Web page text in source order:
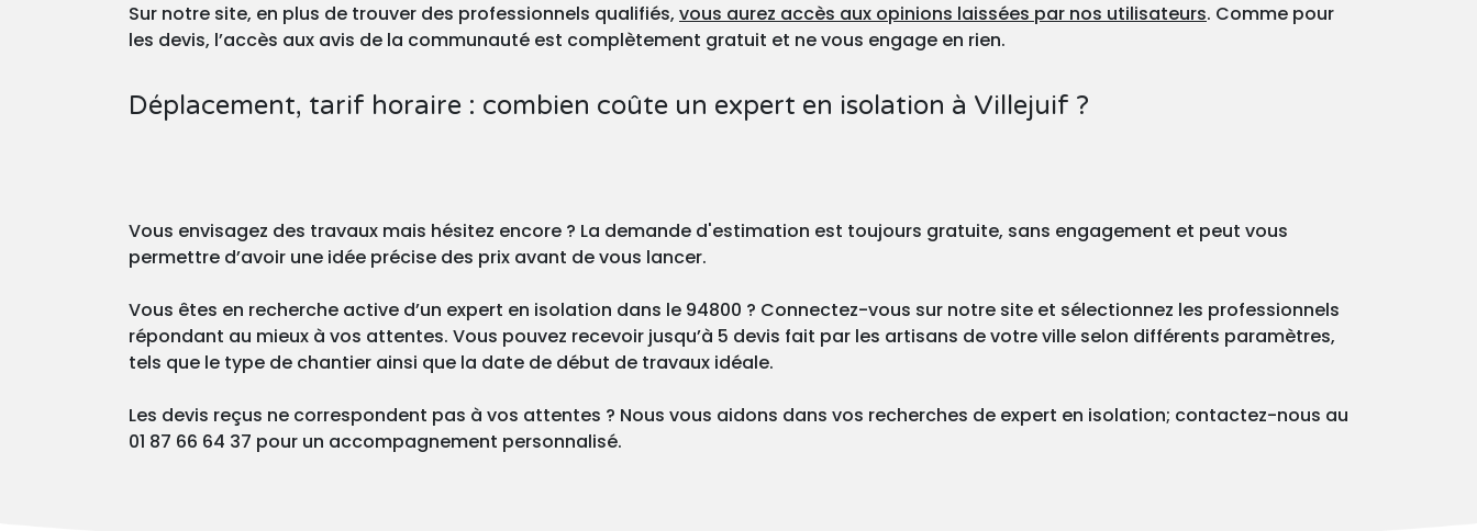
Sur notre site, en plus de trouver des professionnels qualifiés, vous aurez accès aux opinions laissées par nos utilisateurs. Comme pour
les devis, l’accès aux avis de la communauté est complètement gratuit et ne vous engage en rien.
Déplacement, tarif horaire : combien coûte un expert en isolation à Villejuif ?
Vous envisagez des travaux mais hésitez encore ? La demande d'estimation est toujours gratuite, sans engagement et peut vous
permettre d’avoir une idée précise des prix avant de vous lancer.
Vous êtes en recherche active d’un expert en isolation dans le 94800 ? Connectez-vous sur notre site et sélectionnez les professionnels
répondant au mieux à vos attentes. Vous pouvez recevoir jusqu’à 5 devis fait par les artisans de votre ville selon différents paramètres,
tels que le type de chantier ainsi que la date de début de travaux idéale.
Les devis reçus ne correspondent pas à vos attentes ? Nous vous aidons dans vos recherches de expert en isolation; contactez-nous au
01 87 66 64 37 pour un accompagnement personnalisé.